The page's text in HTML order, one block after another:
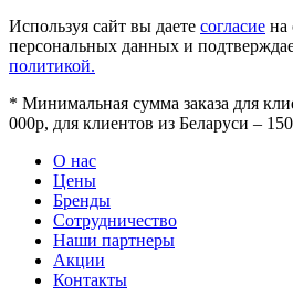
Используя сайт вы даете согласие на
персональных данных и
политикой.
* Минимальная сумма заказа для
000р, для клиентов из Беларуси –
О нас
Цены
Бренды
Сотрудничество
Наши партнеры
Акции
Контакты